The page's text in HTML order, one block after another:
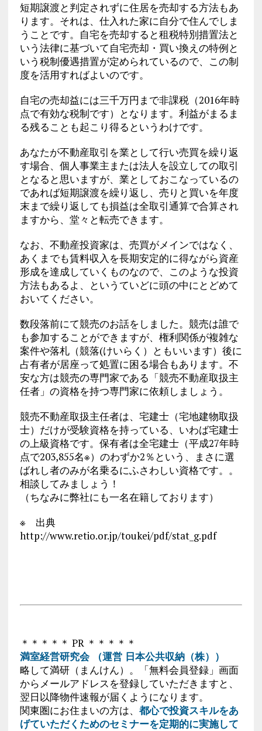
短期譲渡と判定されずに住居を売却する方法もあ
ります。それは、仕入れた家に自分で住んでしま
うことです。自宅を売却すると租税特別措置法と
いう法律に基づいて自宅売却・買い換えの特例と
いう税制優遇措置が定められているので、この制
度を活用すればよいのです。
自宅の売却益には三千万円まで非課税（2016年時
点で有効な税制です）となります。利益がまるま
る残ることも起こり得るというわけです。
あなたが不動産取引を業として行い売買を繰り返
す場合、個人事業主または法人を設立しての取引
となると思いますが、業としておこなっているの
であれば短期譲渡を繰り返し、売りと買いを年度
末まで繰り返しても損益は全取引通算で合算され
ますから、堂々と転売できます。
なお、不動産投資家は、売買がメインではなく、
あくまでも賃料収入を長期安定的に得ながら資産
形成を達成していくものなので、このような投資
方法もあるよ、というていどに頭の中にとどめて
おいてください。
数段落前にて競売のお話をしました。競売は誰で
も参加することができますが、権利関係が複雑な
案件や落札（競落(けいらく）ともいいます）後に
占有者が居座って処置に困る場合もあります。不
安な方は競売の専門家である「競売不動産取扱主
任者」の資格を持つ専門家に依頼しましょう。
競売不動産取扱主任者は、宅建士（宅地建物取扱
士）だけが受験資格を持っている、いわば宅建士
の上級資格です。保有者は全宅建士（平成27年時
点で203,855名※）のわずか2％という、まさに選
ばれし者のみが名乗るにふさわしい資格です。。
相談してみましょう！
（ちなみに弊社にも一名在籍しております）
※ 出典
http://www.retio.or.jp/toukei/pdf/stat_g.pdf
＊＊＊＊＊ PR ＊＊＊＊＊
満室経営研究会 （運営 日本公共収納（株））
略して満研（まんけん）。「無料会員登録」画面
からメールアドレスを登録していただきますと、
翌日以降物件速報が届くようになります。
関東圏にお住まいの方は、 都心で投資スキルをあ
げていただくためのセミナーを定期的に実施して